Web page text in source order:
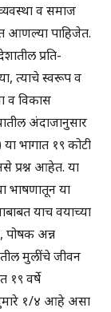
व समाज
आणल्या पाहिजेत.
प्रति-
त्याचे स्वरूप व
व विकास
अंदाजानुसार
भागात १९ कोटी
प्रश्न आहेत. या
भाषणातून या
याच वयाच्या
पोषक अन्न
मुलींचे जीवन
१९ वर्षे
१/४ आहे असा